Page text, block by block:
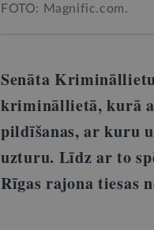
FOTO: Magnific.com.
Senāta
krimināllietā, kurā
pildīšanas, ar kuru
uzturu. Līdz ar to
Rīgas rajona tiesas